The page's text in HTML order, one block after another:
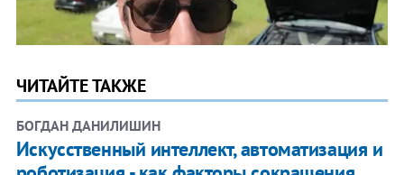
ЧИТАЙТЕ ТАКЖЕ
БОГДАН ДАНИЛИШИН
Искусственный интеллект, автоматизация и